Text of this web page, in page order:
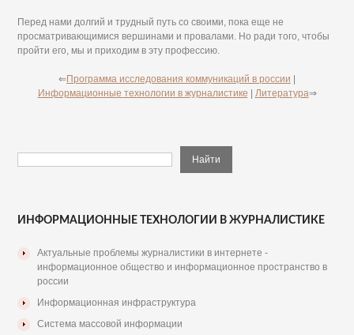
Перед нами долгий и трудный путь со своими, пока еще не
просматривающимися вершинами и провалами. Но ради того, чтобы
пройти его, мы и приходим в эту профессию.
⇐Программа исследования коммуникаций в россии
Информационные технологии в журналистике
Литература⇒
ИНФОРМАЦИОННЫЕ ТЕХНОЛОГИИ В ЖУРНАЛИСТИКЕ
Актуальные проблемы журналистики в интернете -
информационное общество и информационное пространство в
россии
Информационная инфраструктура
Система массовой информации